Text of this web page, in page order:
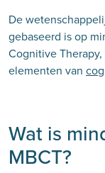
De
gebaseerd is op
Cognitive
elementen van
Wat is
MBCT?